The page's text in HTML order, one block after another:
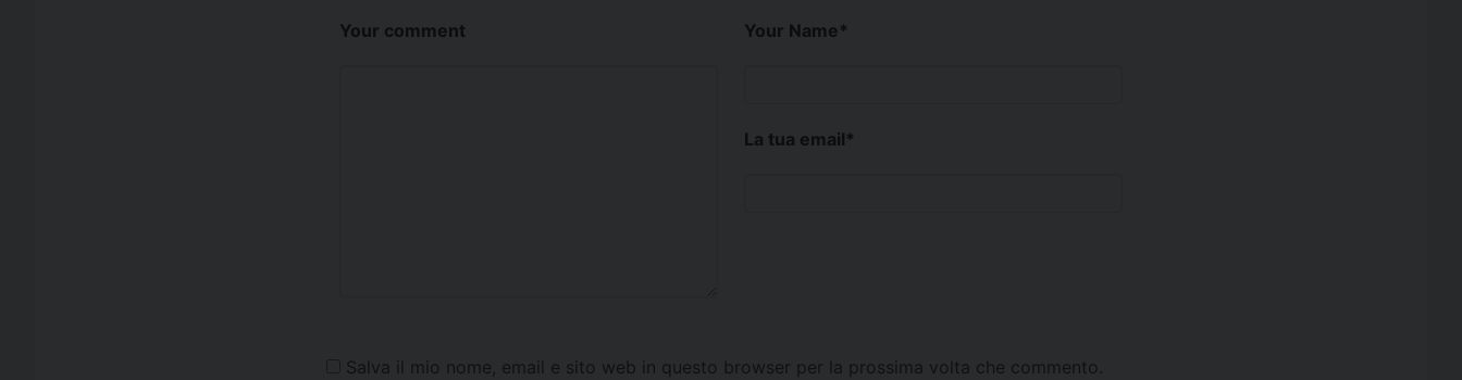
Your comment Your Name*
La tua email*
Salva il mio nome, email e sito web in questo browser per la prossima volta che commento.